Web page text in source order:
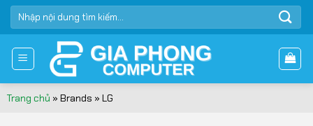
Bỏ
qua
dung
TÌM
KIẾM:
Trang chủ » Brands » LG